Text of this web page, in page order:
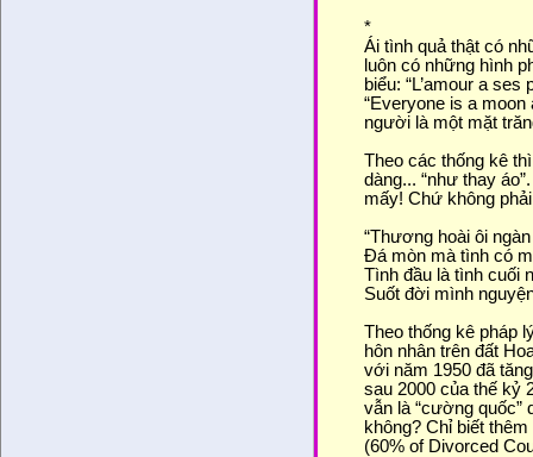
*
Ái tình quả thật có
luôn có những hình
biểu: “L’amour a
“Everyone is a
người là một mặt
Theo các thống kê
dàng... “như thay
mấy! Chứ không
“Thương hoài ôi
Đá mòn mà tình có
Tình đầu là tình cuối
Suốt đời mình
Theo thống kê pháp
hôn nhân trên đất
với năm 1950 đã
sau 2000 của thế kỷ
vẫn là “cường quốc”
không? Chỉ biết
(60% of Divorced